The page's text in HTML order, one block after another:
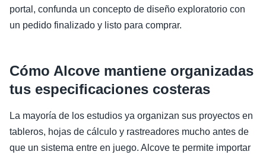
portal, confunda un concepto de diseño exploratorio con
un pedido finalizado y listo para comprar.
Cómo Alcove mantiene organizadas
tus especificaciones costeras
La mayoría de los estudios ya organizan sus proyectos en
tableros, hojas de cálculo y rastreadores mucho antes de
que un sistema entre en juego. Alcove te permite importar